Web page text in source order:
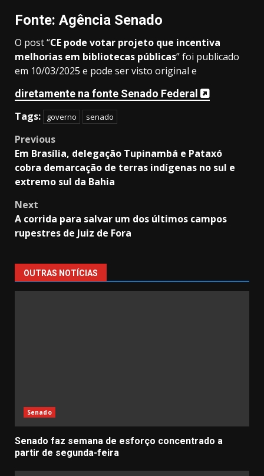
Fonte: Agência Senado
O post “CE pode votar projeto que incentiva
melhorias em bibliotecas públicas” foi publicado
em 10/03/2025 e pode ser visto original e
diretamente na fonte Senado Federal
Tags: governo senado
Post
navigation
Previous
Em Brasília, delegação Tupinambá e Pataxó
cobra demarcação de terras indígenas no sul e
extremo sul da Bahia
Next
A corrida para salvar um dos últimos campos
rupestres de Juiz de Fora
OUTRAS NOTÍCIAS
Senado
Senado faz semana de esforço concentrado a
partir de segunda-feira